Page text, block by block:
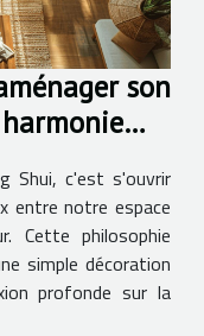
son
Shui, c'est s'ouvrir
entre notre espace
Cette philosophie
simple décoration
profonde sur la